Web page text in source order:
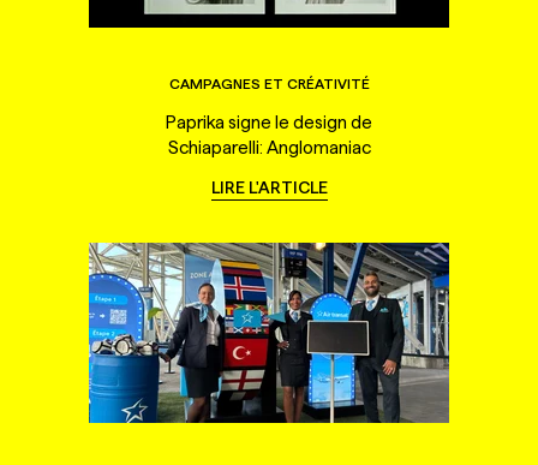
CAMPAGNES ET CRÉATIVITÉ
Paprika signe le design de
Schiaparelli: Anglomaniac
LIRE L'ARTICLE